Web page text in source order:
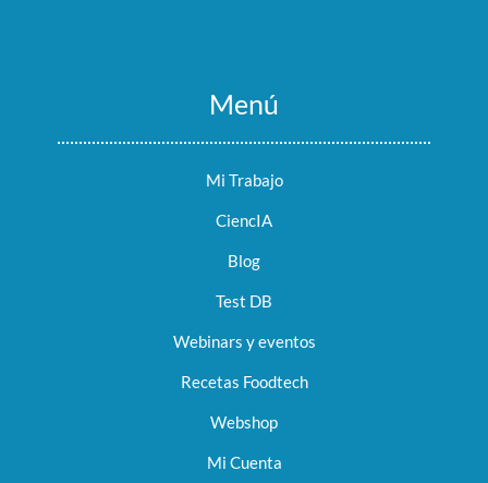
Menú
Mi Trabajo
CiencIA
Blog
Test DB
Webinars y eventos
Recetas Foodtech
Webshop
Mi Cuenta